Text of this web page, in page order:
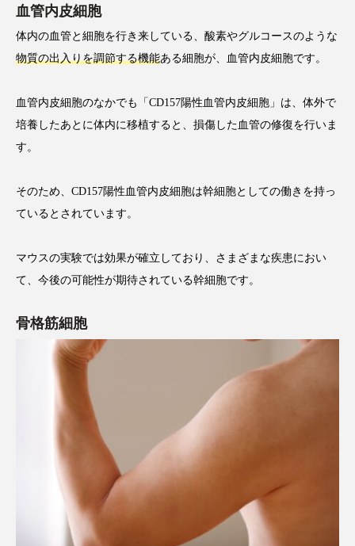
血管内皮細胞
体内の血管と細胞を行き来している、酸素やグルコースのような
物質の出入りを調節する機能ある細胞が、血管内皮細胞です。
血管内皮細胞のなかでも「CD157陽性血管内皮細胞」は、体外で
培養したあとに体内に移植すると、損傷した血管の修復を行いま
す。
そのため、CD157陽性血管内皮細胞は幹細胞としての働きを持っ
ているとされています。
マウスの実験では効果が確立しており、さまざまな疾患におい
て、今後の可能性が期待されている幹細胞です。
骨格筋細胞